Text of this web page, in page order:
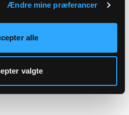
Ændre mine præferancer
alle
valgte